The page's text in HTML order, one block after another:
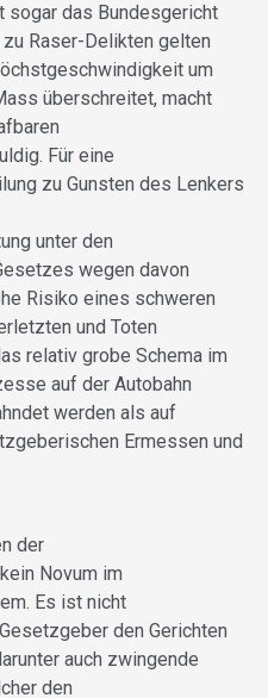
sogar das Bundesgericht
Raser-Delikten gelten
um
überschreitet, macht
Für eine
zu Gunsten des Lenkers
unter den
wegen davon
Risiko eines schweren
und Toten
relativ grobe Schema im
auf der Autobahn
werden als auf
Ermessen und
der
Novum im
Es ist nicht
den Gerichten
auch zwingende
den